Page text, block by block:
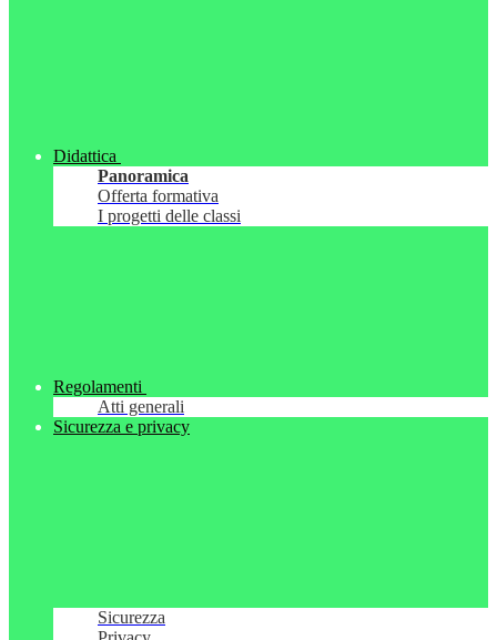
Didattica
Panoramica
Offerta formativa
I progetti delle classi
Regolamenti
Atti generali
Sicurezza e privacy
Sicurezza